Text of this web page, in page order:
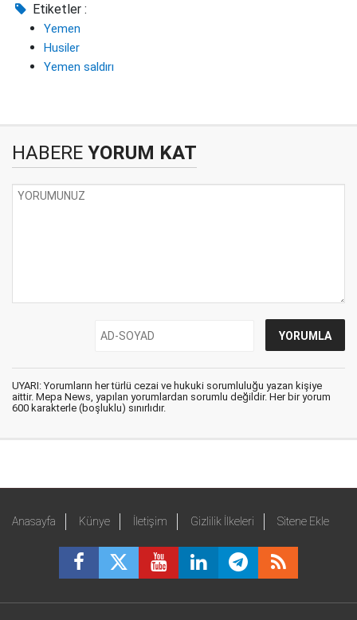
Etiketler :
Yemen
Husiler
Yemen saldırı
HABERE YORUM KAT
UYARI: Yorumların her türlü cezai ve hukuki sorumluluğu yazan kişiye
aittir. Mepa News, yapılan yorumlardan sorumlu değildir. Her bir yorum
600 karakterle (boşluklu) sınırlıdır.
Anasayfa Künye İletişim Gizlilik İlkeleri Sitene Ekle